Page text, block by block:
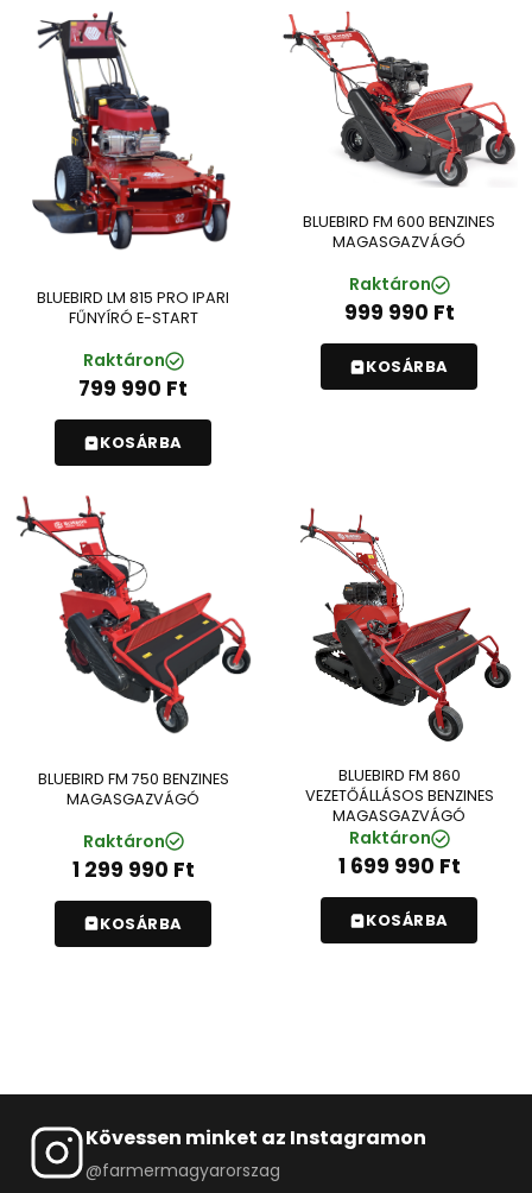
BLUEBIRD LM 815 PRO IPARI
FŰNYÍRÓ E-START
Raktáron
799 990 Ft
KOSÁRBA
BLUEBIRD FM 600 BENZINES
MAGASGAZVÁGÓ
Raktáron
999 990 Ft
KOSÁRBA
BLUEBIRD FM 750 BENZINES
MAGASGAZVÁGÓ
Raktáron
1 299 990 Ft
KOSÁRBA
BLUEBIRD FM 860
VEZETŐÁLLÁSOS BENZINES
MAGASGAZVÁGÓ
Raktáron
1 699 990 Ft
KOSÁRBA
Kövessen minket az Instagramon
@farmermagyarorszag